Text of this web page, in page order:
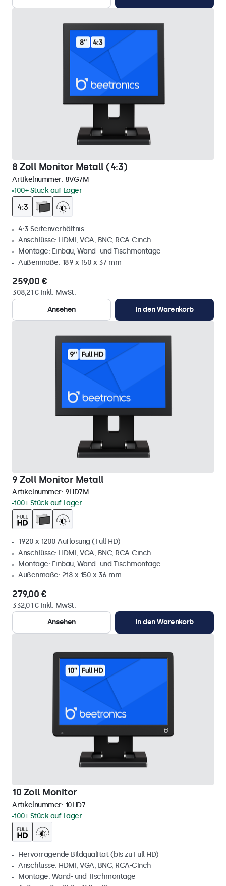
8 Zoll Monitor Metall (4:3)
Artikelnummer: 8VG7M
100+ Stück auf Lager
4:3 Seitenverhältnis
Anschlüsse: HDMI, VGA, BNC, RCA-Cinch
Montage: Einbau, Wand- und Tischmontage
Außenmaße: 189 x 150 x 37 mm
259,00 €
308,21 € inkl. MwSt.
Ansehen
In den Warenkorb
9 Zoll Monitor Metall
Artikelnummer: 9HD7M
100+ Stück auf Lager
1920 x 1200 Auflösung (Full HD)
Anschlüsse: HDMI, VGA, BNC, RCA-Cinch
Montage: Einbau, Wand- und Tischmontage
Außenmaße: 218 x 150 x 36 mm
279,00 €
332,01 € inkl. MwSt.
Ansehen
In den Warenkorb
10 Zoll Monitor
Artikelnummer: 10HD7
100+ Stück auf Lager
Hervorragende Bildqualität (bis zu Full HD)
Anschlüsse: HDMI, VGA, BNC, RCA-Cinch
Montage: Wand- und Tischmontage